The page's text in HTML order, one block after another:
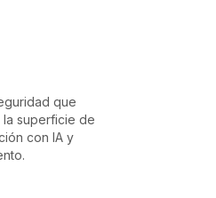
que
superficie de
con IA y